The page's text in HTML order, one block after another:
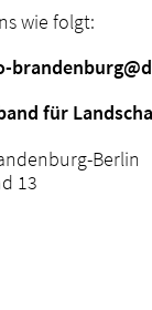
wie folgt:
für
Berlin
13